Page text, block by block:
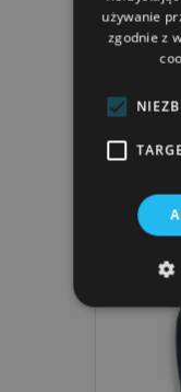
używanie
zgodnie z